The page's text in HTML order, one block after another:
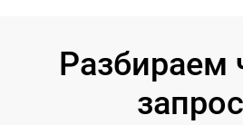
Разбираем